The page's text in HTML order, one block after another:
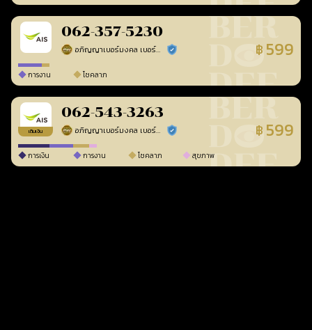
062-357-5230
อภิญญาเบอร์มงคล เบอร์สวยเลขศาสตร์ ร้านยืนยันแล้ว ฿ 599
การงาน โชคลาภ
เติมเงิน
062-543-3263
อภิญญาเบอร์มงคล เบอร์สวยเลขศาสตร์ ร้านยืนยันแล้ว ฿ 599
การเงิน การงาน โชคลาภ สุขภาพ